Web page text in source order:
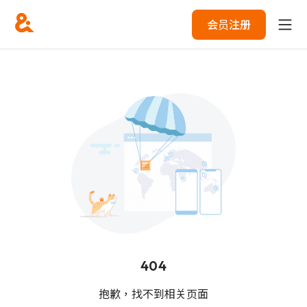
会员注册
404
抱歉，找不到相关页面